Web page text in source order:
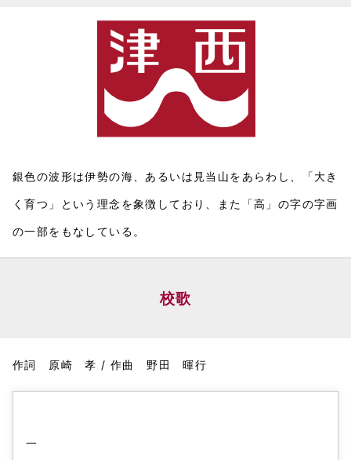
銀色の波形は伊勢の海、あるいは見当山をあらわし、「大き
く育つ」という理念を象徴しており、また「高」の字の字画
の一部をもなしている。
校歌
作詞 原崎 孝 / 作曲 野田 暉行
一